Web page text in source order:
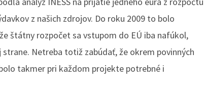
z našich zdrojov. Do roku 2009 to bolo
štátny rozpočet sa vstupom do EÚ iba nafúkol,
Netreba totiž zabúdať, že okrem povinných
takmer pri každom projekte potrebné i